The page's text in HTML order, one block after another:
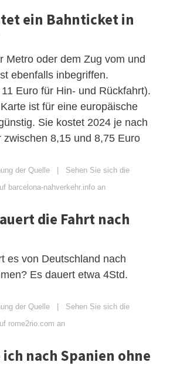
ein Bahnticket in
Metro oder dem Zug vom und
ebenfalls inbegriffen.
Euro für Hin- und Rückfahrt).
Karte ist für eine europäische
Sie kostet 2024 je nach
zwischen 8,15 und 8,75 Euro
der Quelle | Sehen Sie sich die
barcelona-nahverkehr.info an
die Fahrt nach
es von Deutschland nach
Es dauert etwa 4Std.
der Quelle | Sehen Sie sich die
rome2rio.com an
nach Spanien ohne